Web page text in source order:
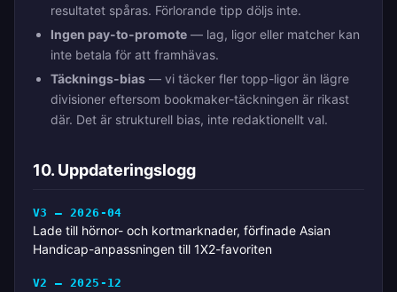
resultatet spåras. Förlorande tipp döljs inte.
Ingen pay-to-promote — lag, ligor eller matcher kan
inte betala för att framhävas.
Täcknings-bias — vi täcker fler topp-ligor än lägre
divisioner eftersom bookmaker-täckningen är rikast
där. Det är strukturell bias, inte redaktionellt val.
10. Uppdateringslogg
V3 — 2026-04
Lade till hörnor- och kortmarknader, förfinade Asian
Handicap-anpassningen till 1X2-favoriten
V2 — 2025-12